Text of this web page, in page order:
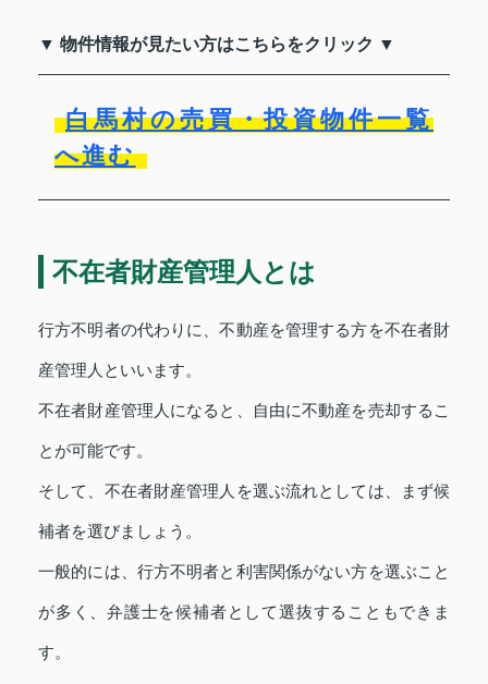
▼ 物件情報が見たい方はこちらをクリック ▼
白馬村の売買・投資物件一覧
へ進む
不在者財産管理人とは
行方不明者の代わりに、不動産を管理する方を不在者財
産管理人といいます。
不在者財産管理人になると、自由に不動産を売却するこ
とが可能です。
そして、不在者財産管理人を選ぶ流れとしては、まず候
補者を選びましょう。
一般的には、行方不明者と利害関係がない方を選ぶこと
が多く、弁護士を候補者として選抜することもできま
す。